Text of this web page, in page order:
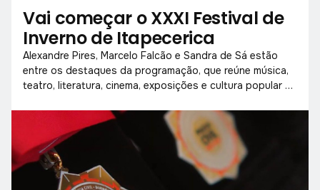
Vai começar o XXXI Festival de
Inverno de Itapecerica
Alexandre Pires, Marcelo Falcão e Sandra de Sá estão
entre os destaques da programação, que reúne música,
teatro, literatura, cinema, exposições e cultura popular de